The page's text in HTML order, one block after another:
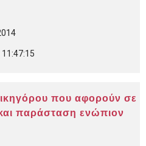
που αφορούν σε
παράσταση ενώπιον